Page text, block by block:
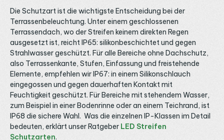
und sicher verschlossen werden kann. Reststücke bleiben
nutzbar, sofern sie an einer Schnittmarke enden. So lässt
sich nahezu die gesamte Rolle ohne Verschnitt
verwenden. 24V Betrieb mit 12 Watt pro Meter Der
Lichtschlauch arbeitet mit 24 Volt und benötigt rund 12
Watt pro Meter, eine komplette 5 Meter Rolle also etwa
60 Watt. Das passende 24V LED Netzteil dimensionierst
du mit etwas Reserve über dieser Leistung. Werden
mehrere Rollen kombiniert, sollten sie parallel eingespeist
werden, damit die Helligkeit über die gesamte Strecke
konstant bleibt, wie der Ratgeber LED Streifen neu
einspeisen zeigt. Stufenlos dimmbar über einen 1-Kanal-
Dimmer Trotz seiner klaren Lichtwirkung ist der Neon Flex
Streifen dimmbar und wird über einen 1-Kanal-Dimmer
beispielsweise ein LED Drehdimmer, die gesamte Auswahl
an Steuergeräten bündelt die Kategorie LED Steuerung.
Die Schutzart ist die wichtigste Entscheidung bei der
Terrassenbeleuchtung. Unter einem geschlossenen
Terrassendach, wo der Streifen keinem direkten Regen
ausgesetzt ist, reicht IP65: silikonbeschichtet und gegen
Strahlwasser geschützt. Für alle Bereiche ohne Dachschutz,
also Terrassenkante, Stufen, Einfassung und freistehende
Elemente, empfehlen wir IP67: in einem Silikonschlauch
eingegossen und gegen dauerhaften Kontakt mit
Feuchtigkeit geschützt. Für Bereiche mit stehendem Wasser,
zum Beispiel in einer Bodenrinne oder an einem Teichrand, ist
IP68 die sichere Wahl. Was die einzelnen IP-Klassen im Detail
bedeuten, erklärt unser Ratgeber LED Streifen
Schutzarten.